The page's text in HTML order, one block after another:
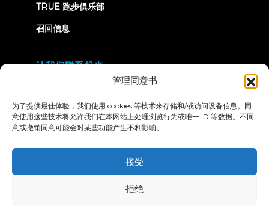
管理同意书
为了提供最佳体验，我们使用 cookies 等技术来存储和/或访问设备信息。同
意使用这些技术将允许我们在本网站上处理浏览行为或唯一 ID 等数据。不同
意或撤销同意可能会对某些功能产生不利影响。
接受
拒绝
TRUE 跑步俱乐部
召回信息
让我们联系起来
© 2026 True Fitness. All Rights Reserved
隐私政策
条款和条件
无障碍声明